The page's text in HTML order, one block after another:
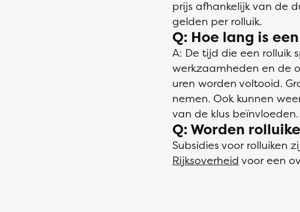
prijs afhankelijk van de
gelden per rolluik.
Q: Hoe lang is
A: De tijd die een rolluik
werkzaamheden en de
uren worden voltooid.
nemen. Ook kunnen
van de klus beïnvloeden.
Q: Worden
Subsidies voor rolluiken
Rijksoverheid voor een